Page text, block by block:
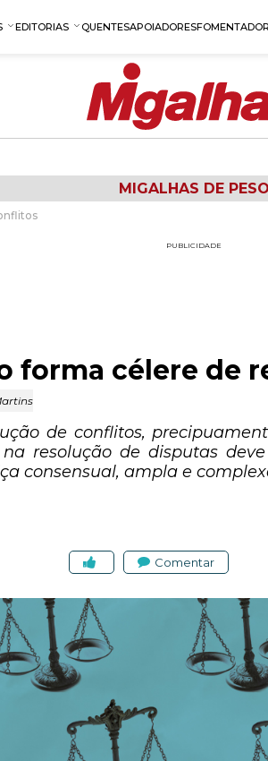
EDITORIAS QUENTESAPOIADORES
MIGALHAS DE PESO
PUBLICIDADE
forma célere de
de conflitos,
resolução de disputas
consensual, ampla e
Comentar